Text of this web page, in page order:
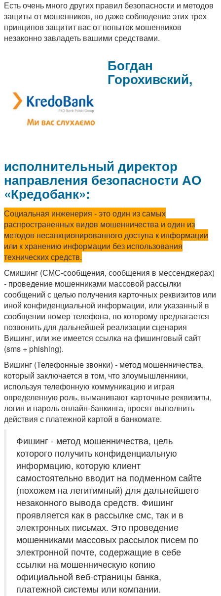
Есть очень много других правил безопасности и методов
защиты от мошенников, но даже соблюдение этих трех
принципов защитит вас от попыток мошенников
незаконно завладеть вашими средствами.
Богдан
Горохивский,
исполнительный директор
направления безопасности АО
«Кредобанк»:
Социальная инженерия - это один из самых
распространенных видов мошенничества и один из
методов несанкционированного доступа к информации
или к хранению информации без использования
технических средств.
Смишинг (СМС-сообщения, сообщения в мессенджерах)
- проведение мошенниками массовой рассылки
сообщений с целью получения карточных реквизитов или
иной конфиденциальной информации, или указанный в
сообщении номер телефона, по которому предлагается
позвонить для дальнейшей реализации сценария
Вишинг, или же имеется ссылка на фишинговый сайт
(sms + phishing).
Вишинг (Телефонные звонки) - метод мошенничества,
который заключается в том, что злоумышленники,
используя телефонную коммуникацию и играя
определенную роль, выманивают карточные реквизиты,
логин и пароль онлайн-банкинга, просят выполнить
действия с платежной картой в банкомате.
Фишинг - метод мошенничества, цель
которого получить конфиденциальную
информацию, которую клиент
самостоятельно вводит на подменном сайте
(похожем на легитимный) для дальнейшего
незаконного вывода средств. Фишинг
проявляется как в рассылке смс, так и в
электронных письмах. Это проведение
мошенниками массовых рассылок писем по
электронной почте, содержащие в себе
ссылки на мошенническую копию
официальной веб-страницы банка,
платежной системы или компании.